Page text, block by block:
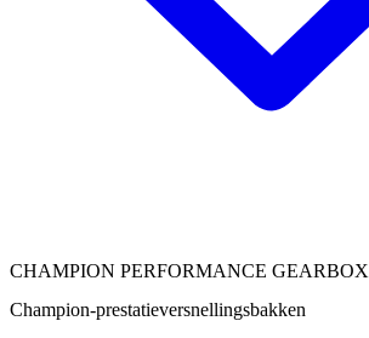
CHAMPION PERFORMANCE
Champion-prestatieversnellingsbakken